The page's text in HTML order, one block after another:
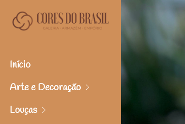
Início
Arte e Decoração
Louças